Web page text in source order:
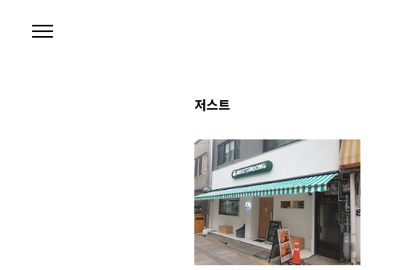
저스트